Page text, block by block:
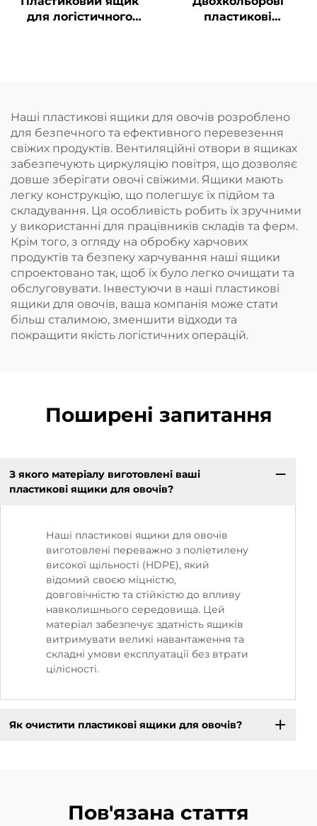
для логістичного
пластикові
Наші пластикові ящики для овочів розроблено
для безпечного та ефективного перевезення
свіжих продуктів. Вентиляційні отвори в ящиках
забезпечують циркуляцію повітря, що дозволяє
довше зберігати овочі свіжими. Ящики мають
легку конструкцію, що полегшує їх підйом та
складування. Ця особливість робить їх зручними
у використанні для працівників складів та ферм.
Крім того, з огляду на обробку харчових
продуктів та безпеку харчування наші ящики
спроектовано так, щоб їх було легко очищати та
обслуговувати. Інвестуючи в наші пластикові
ящики для овочів, ваша компанія може стати
більш сталимою, зменшити відходи та
покращити якість логістичних операцій.
Поширені запитання
З якого матеріалу виготовлені ваші
пластикові ящики для овочів?
Наші пластикові ящики для овочів
виготовлені переважно з поліетилену
високої щільності (HDPE), який
відомий своєю міцністю,
довговічністю та стійкістю до впливу
навколишнього середовища. Цей
матеріал забезпечує здатність ящиків
витримувати великі навантаження та
складні умови експлуатації без втрати
цілісності.
Як очистити пластикові ящики для овочів?
Пов'язана стаття